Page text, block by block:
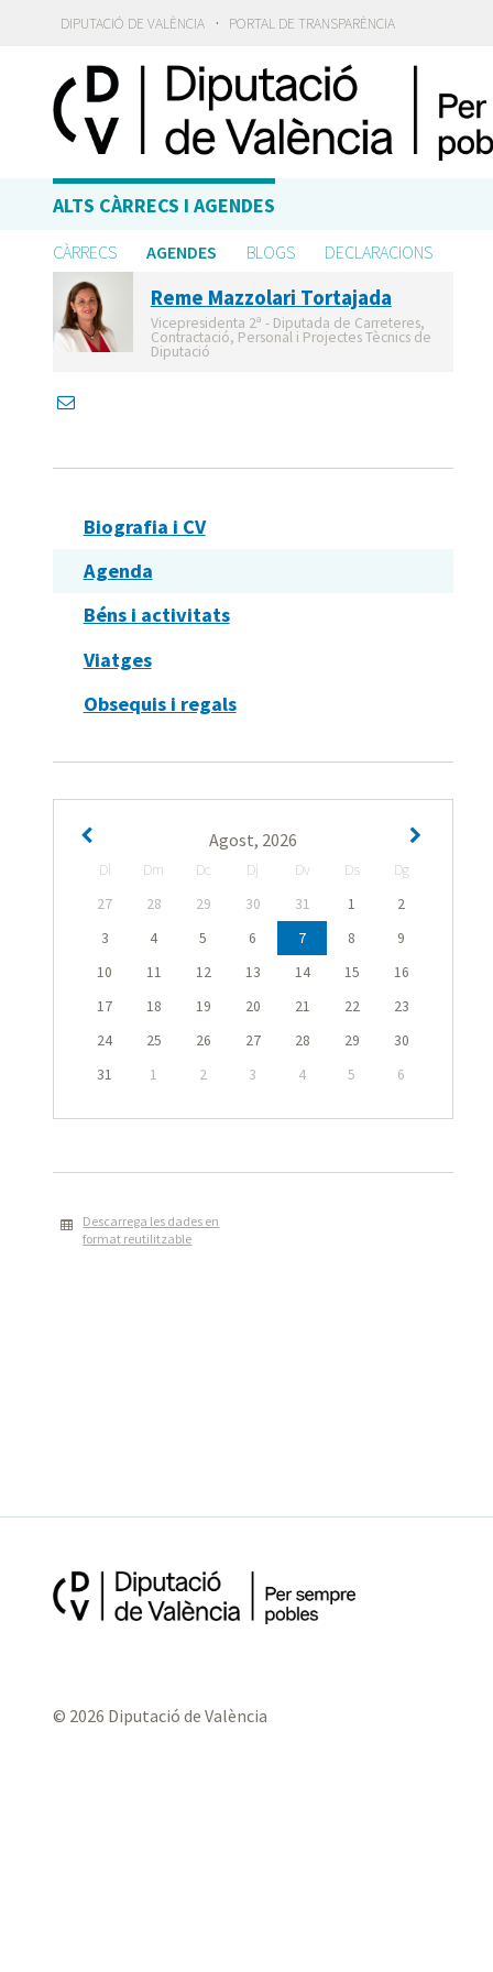
DIPUTACIÓ DE VALÈNCIA · PORTAL DE TRANSPARÈNCIA
ALTS CÀRRECS I AGENDES
CÀRRECS AGENDES BLOGS DECLARACIONS
Reme Mazzolari Tortajada
Vicepresidenta 2ª - Diputada de Carreteres,
Contractació, Personal i Projectes Tècnics de
Diputació
Biografia i CV
Agenda
Béns i activitats
Viatges
Obsequis i regals
Agost, 2026
Dl Dm Dc Dj Dv Ds
Dg
27
28 29 30 31 1
2
3
4 5 6 7 8
9
10
11 12 13 14 15
16
17
18 19 20 21 22
23
24
25 26 27 28 29
30
31
1 2 3 4 5 6
Descarrega les dades en
format reutilitzable
© 2026 Diputació de València